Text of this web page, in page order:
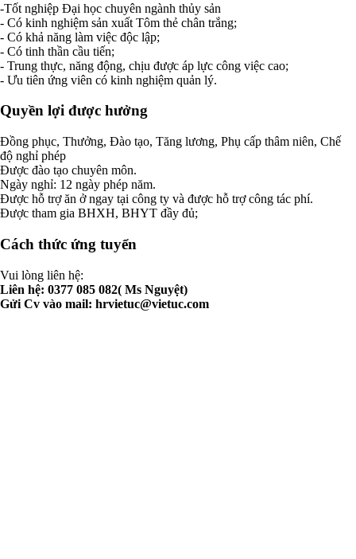
-Tốt nghiệp Đại học chuyên ngành thủy sản
- Có kinh nghiệm sản xuất Tôm thẻ chân trắng;
- Có khả năng làm việc độc lập;
- Có tinh thần cầu tiến;
- Trung thực, năng động, chịu được áp lực công việc cao;
- Ưu tiên ứng viên có kinh nghiệm quản lý.
Quyền lợi được hưởng
Đồng phục, Thưởng, Đào tạo, Tăng lương, Phụ cấp thâm niên, Chế
độ nghỉ phép
Được đào tạo chuyên môn.
Ngày nghỉ: 12 ngày phép năm.
Được hỗ trợ ăn ở ngay tại công ty và được hỗ trợ công tác phí.
Được tham gia BHXH, BHYT đầy đủ;
Cách thức ứng tuyển
Vui lòng liên hệ:
Liên hệ: 0377 085 082( Ms Nguyệt)
Gửi Cv vào mail: hrvietuc@vietuc.com